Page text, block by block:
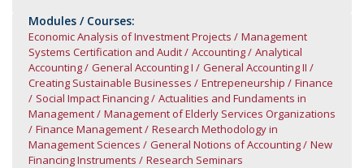
Modules / Courses:
Economic Analysis of Investment Projects
Management
Systems Certification and Audit
Accounting
Analytical
Accounting
General Accounting I
General Accounting II
Creating Sustainable Businesses
Entrepeneurship
Finance
Social Impact Financing
Actualities and Fundaments in
Management
Management of Elderly Services Organizations
Finance Management
Research Methodology in
Management Sciences
General Notions of Accounting
New
Financing Instruments
Research Seminars